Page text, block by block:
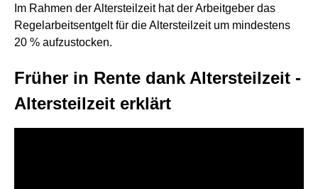
Im Rahmen der Altersteilzeit hat der Arbeitgeber das
Regelarbeitsentgelt für die Altersteilzeit um mindestens
20 % aufzustocken.
Früher in Rente dank Altersteilzeit -
Altersteilzeit erklärt